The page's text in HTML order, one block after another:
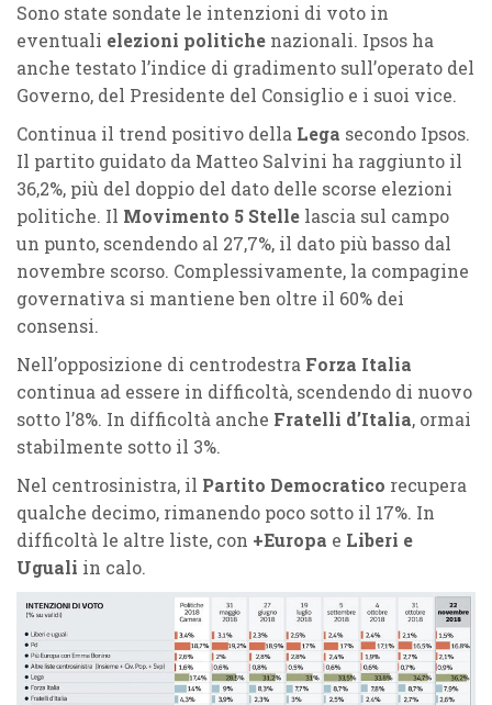
Sono state sondate le intenzioni di voto in
eventuali elezioni politiche nazionali. Ipsos ha
anche testato l’indice di gradimento sull’operato del
Governo, del Presidente del Consiglio e i suoi vice.
Continua il trend positivo della Lega secondo Ipsos.
Il partito guidato da Matteo Salvini ha raggiunto il
36,2%, più del doppio del dato delle scorse elezioni
politiche. Il Movimento 5 Stelle lascia sul campo
un punto, scendendo al 27,7%, il dato più basso dal
novembre scorso. Complessivamente, la compagine
governativa si mantiene ben oltre il 60% dei
consensi.
Nell’opposizione di centrodestra Forza Italia
continua ad essere in difficoltà, scendendo di nuovo
sotto l’8%. In difficoltà anche Fratelli d’Italia, ormai
stabilmente sotto il 3%.
Nel centrosinistra, il Partito Democratico recupera
qualche decimo, rimanendo poco sotto il 17%. In
difficoltà le altre liste, con +Europa e Liberi e
Uguali in calo.